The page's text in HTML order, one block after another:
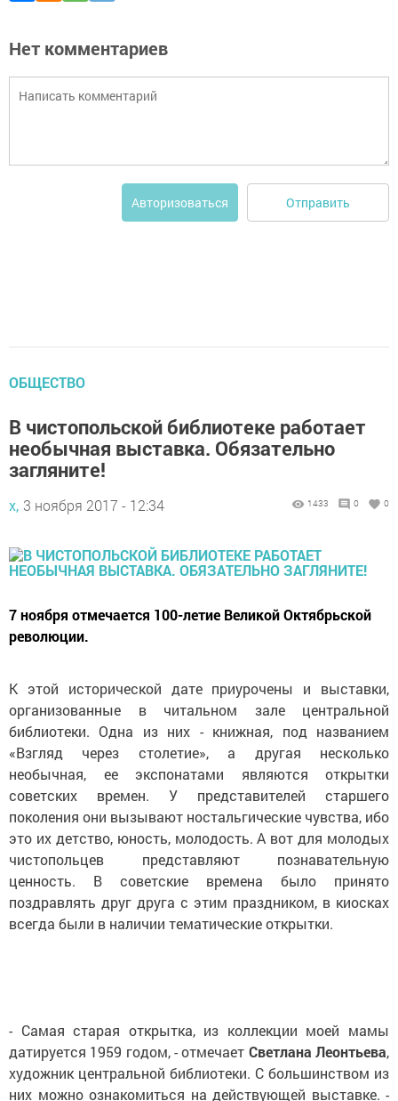
Нет комментариев
Авторизоваться Отправить
ОБЩЕСТВО
В чистопольской библиотеке работает
необычная выставка. Обязательно
загляните!
х, 3 ноября 2017 - 12:34 1433 0 0
7 ноября отмечается 100-летие Великой Октябрьской
революции.
К этой исторической дате приурочены и выставки,
организованные в читальном зале центральной
библиотеки. Одна из них - книжная, под названием
«Взгляд через столетие», а другая несколько
необычная, ее экспонатами являются открытки
советских времен. У представителей старшего
поколения они вызывают ностальгические чувства, ибо
это их детство, юность, молодость. А вот для молодых
чистопольцев представляют познавательную
ценность. В советские времена было принято
поздравлять друг друга с этим праздником, в киосках
всегда были в наличии тематические открытки.
- Самая старая открытка, из коллекции моей мамы
датируется 1959 годом, - отмечает Светлана Леонтьева,
художник центральной библиотеки. С большинством из
них можно ознакомиться на действующей выставке. -